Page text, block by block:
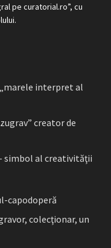
pe curatorial.ro”, cu
„marele interpret al
creator de
simbol al creativităţii
capodoperă
colecţionar, un